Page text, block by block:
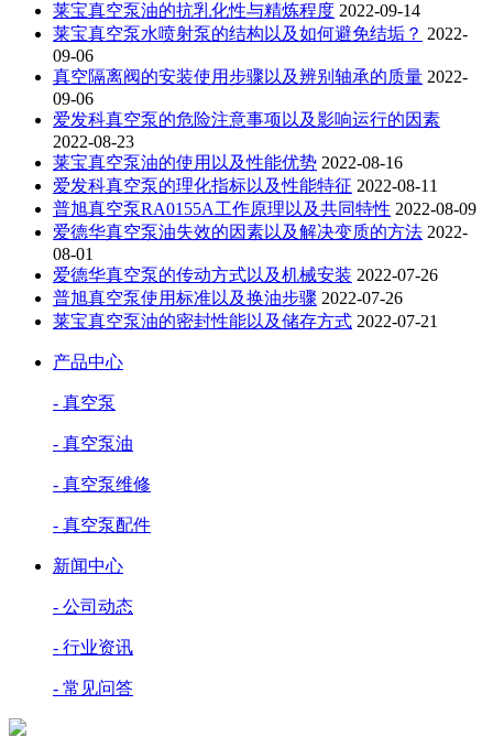
莱宝真空泵油的抗乳化性与精炼程度 2022-09-14
莱宝真空泵水喷射泵的结构以及如何避免结垢？ 2022-
09-06
真空隔离阀的安装使用步骤以及辨别轴承的质量 2022-
09-06
爱发科真空泵的危险注意事项以及影响运行的因素
2022-08-23
莱宝真空泵油的使用以及性能优势 2022-08-16
爱发科真空泵的理化指标以及性能特征 2022-08-11
普旭真空泵RA0155A工作原理以及共同特性 2022-08-09
爱德华真空泵油失效的因素以及解决变质的方法 2022-
08-01
爱德华真空泵的传动方式以及机械安装 2022-07-26
普旭真空泵使用标准以及换油步骤 2022-07-26
莱宝真空泵油的密封性能以及储存方式 2022-07-21
产品中心
- 真空泵
- 真空泵油
- 真空泵维修
- 真空泵配件
新闻中心
- 公司动态
- 行业资讯
- 常见问答